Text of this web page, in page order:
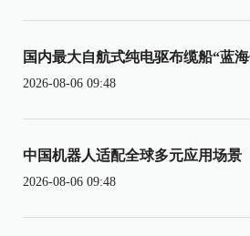
国内最大自航式纯电驱布缆船“蓝
2026-08-06 09:48
中国机器人适配全球多元应用场景
2026-08-06 09:48